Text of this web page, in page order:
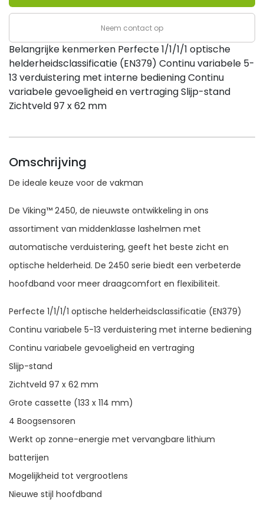
ZWARTE
Neem contact op
Belangrijke kenmerken Perfecte 1/1/1/1 optische
helderheidsclassificatie (EN379) Continu variabele 5-
13 verduistering met interne bediening Continu
variabele gevoeligheid en vertraging Slijp-stand
Zichtveld 97 x 62 mm
Omschrijving
De ideale keuze voor de vakman
De Viking™ 2450, de nieuwste ontwikkeling in ons
assortiment van middenklasse lashelmen met
automatische verduistering, geeft het beste zicht en
optische helderheid. De 2450 serie biedt een verbeterde
hoofdband voor meer draagcomfort en flexibiliteit.
Perfecte 1/1/1/1 optische helderheidsclassificatie (EN379)
Continu variabele 5-13 verduistering met interne bediening
Continu variabele gevoeligheid en vertraging
Slijp-stand
Zichtveld 97 x 62 mm
Grote cassette (133 x 114 mm)
4 Boogsensoren
Werkt op zonne-energie met vervangbare lithium
batterijen
Mogelijkheid tot vergrootlens
Nieuwe stijl hoofdband